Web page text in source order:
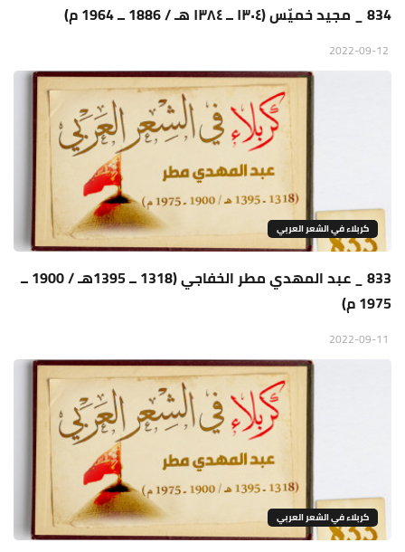
834 _ مجيد خميّس (١٣٠٤ ــ ١٣٨٤ هـ / 1886 ــ 1964 م)
كربلاء في الشعر العربي
833 _ عبد المهدي مطر الخفاجي (1318 ــ 1395هـ / 1900 ــ
1975 م)‍
كربلاء في الشعر العربي